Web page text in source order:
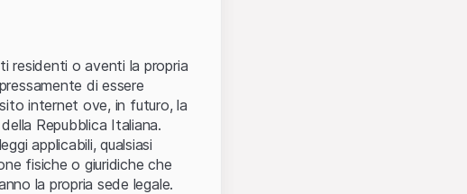
server.
residenti o aventi la propria
di essere
internet ove, in futuro, la
Repubblica Italiana.
applicabili, qualsiasi
fisiche o giuridiche che
la propria sede legale.